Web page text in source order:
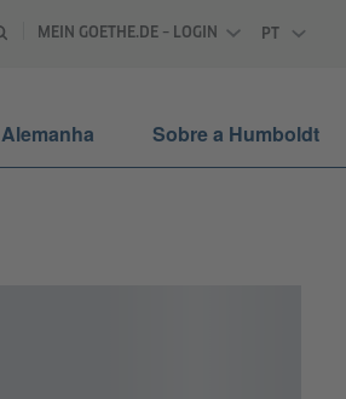
MEIN GOETHE.DE – LOGIN
PT
Alemanha Sobre a Humboldt